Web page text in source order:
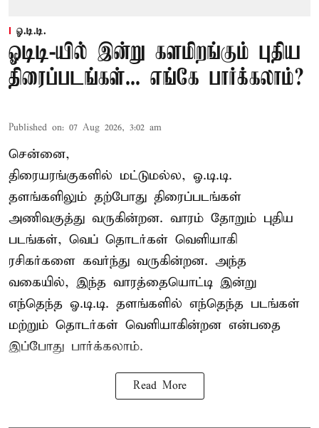
ஓ.டி.டி.
ஓடிடி-யில் இன்று களமிறங்கும் புதிய
திரைப்படங்கள்... எங்கே பார்க்கலாம்?
Published on: 07 Aug 2026, 3:02 am
சென்னை,
திரையரங்குகளில் மட்டுமல்ல, ஓ.டி.டி.
தளங்களிலும் தற்போது திரைப்படங்கள்
அணிவகுத்து வருகின்றன. வாரம் தோறும் புதிய
படங்கள், வெப் தொடர்கள் வெளியாகி
ரசிகர்களை கவர்ந்து வருகின்றன. அந்த
வகையில், இந்த வாரத்தையொட்டி இன்று
எந்தெந்த ஓ.டி.டி. தளங்களில் எந்தெந்த படங்கள்
மற்றும் தொடர்கள் வெளியாகின்றன என்பதை
இப்போது பார்க்கலாம்.
Read More